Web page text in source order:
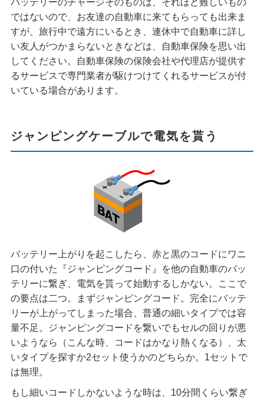
バッテリーのチャージそのものは、それほど難しいもの
ではないので、お友達の自動車に来てもらっても出来ま
すが、旅行中で遠方にいるとき、連休中で自動車に詳し
い友人がつかまらないときなどは、自動車保険を思い出
してください。自動車保険の保険会社や代理店が提供す
るサービスで専門業者が駆けつけてくれるサービスが付
いている場合があります。
ジャンピングケーブルで電気を貰う
バッテリー上がりを起こしたら、赤と黒のコードにワニ
口の付いた『ジャンピングコード』を他の自動車のバッ
テリーに繋ぎ、電気を貰って始動するしかない。ここで
の要点は二つ。まずジャンピングコード。完全にバッテ
リーが上がってしまった場合、普通の細いタイプでは容
量不足。ジャンピングコードを繋いでもセルの回りが悪
いようなら（こんな時、コードはかなり熱くなる）、太
いタイプを探すか2セット使うかのどちらか。1セットで
は無理。
もし細いコードしかないような時は、10分間くらい繋ぎ